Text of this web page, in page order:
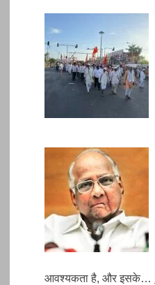
आवश्यकता है, और इसके…